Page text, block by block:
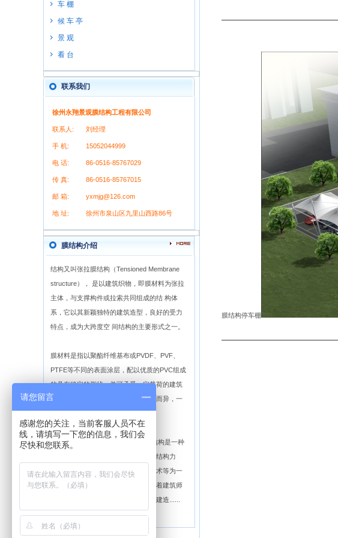
车 棚
候 车 亭
景 观
看 台
联系我们
徐州永翔景观膜结构工程有限公司
联系人: 刘经理
手 机: 15052044999
电 话: 86-0516-85767029
传 真: 86-0516-85767015
邮 箱: yxmjg@126.com
地 址: 徐州市泉山区九里山西路86号
膜结构介绍
结构又叫张拉膜结构（Tensioned Membrane
structure）， 是以建筑织物，即膜材料为张拉
主体，与支撑构件或拉索共同组成的结 构体
系，它以其新颖独特的建筑造型，良好的受力
特点，成为大跨度空 间结构的主要形式之一。
膜材料是指以聚酯纤维基布或PVDF、PVF、
PTFE等不同的表面涂层，配以优质的PVC组成
的具有稳定的形状，并可承受一定载荷的建筑
纺织品。它的寿命因不同的表面涂层而异，一
般可达成12—50年。
膜结构建筑的特点及应用领域： 膜结构是一种
全新的建筑结构形式，它集建筑学、结构力
学、精细化工与材料科学、计算机技术等为一
体，具有很高技术含量。其曲面可随着建筑师
的设计需要任意变化，结合整体环境建造......
【详细介绍】
膜结构停车棚
请您留言
感谢您的关注，当前客服人员不在
线，请填写一下您的信息，我们会
尽快和您联系。